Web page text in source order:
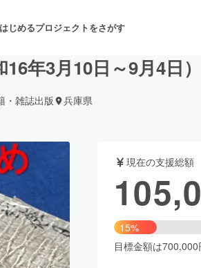
じめるプロジェクトをさがす
舞台・パフォーマンス
アニメ・漫画
年3月10日～9月4日
・雑誌出版 兵庫県
現在の支援総額
15%
目標金額は700,000